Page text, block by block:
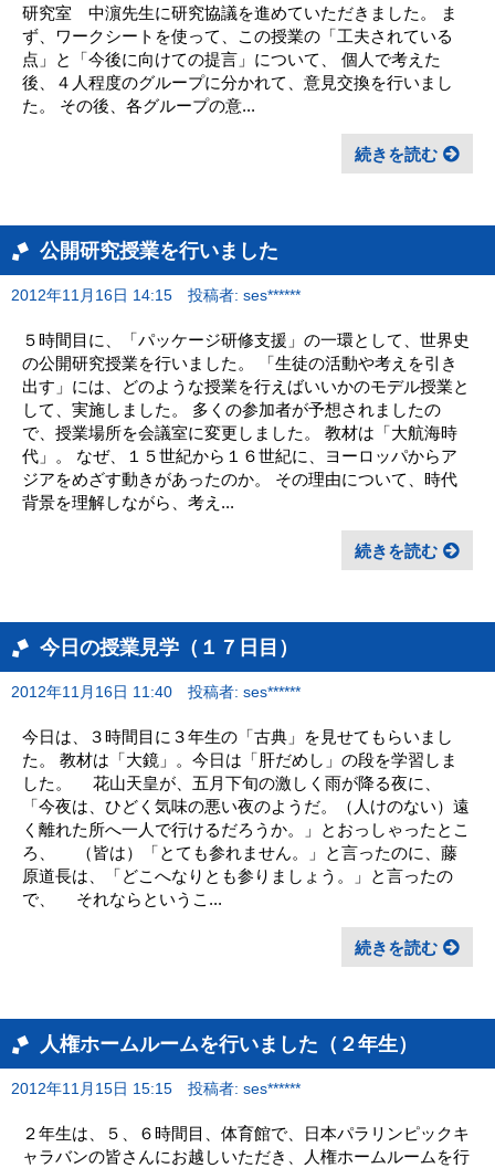
研究室 中濵先生に研究協議を進めていただきました。 ま
ず、ワークシートを使って、この授業の「工夫されている
点」と「今後に向けての提言」について、 個人で考えた
後、４人程度のグループに分かれて、意見交換を行いまし
た。 その後、各グループの意...
続きを読む
公開研究授業を行いました
2012年11月16日 14:15 投稿者: ses******
５時間目に、「パッケージ研修支援」の一環として、世界史
の公開研究授業を行いました。 「生徒の活動や考えを引き
出す」には、どのような授業を行えばいいかのモデル授業と
して、実施しました。 多くの参加者が予想されましたの
で、授業場所を会議室に変更しました。 教材は「大航海時
代」。 なぜ、１５世紀から１６世紀に、ヨーロッパからア
ジアをめざす動きがあったのか。 その理由について、時代
背景を理解しながら、考え...
続きを読む
今日の授業見学（１７日目）
2012年11月16日 11:40 投稿者: ses******
今日は、３時間目に３年生の「古典」を見せてもらいまし
た。 教材は「大鏡」。今日は「肝だめし」の段を学習しま
した。 花山天皇が、五月下旬の激しく雨が降る夜に、
「今夜は、ひどく気味の悪い夜のようだ。（人けのない）遠
く離れた所へ一人で行けるだろうか。」とおっしゃったとこ
ろ、 （皆は）「とても参れません。」と言ったのに、藤
原道長は、「どこへなりとも参りましょう。」と言ったの
で、 それならというこ...
続きを読む
人権ホームルームを行いました（２年生）
2012年11月15日 15:15 投稿者: ses******
２年生は、５、６時間目、体育館で、日本パラリンピックキ
ャラバンの皆さんにお越しいただき、人権ホームルームを行